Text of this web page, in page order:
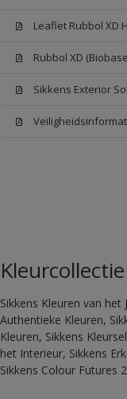
Leaflet Rubbol XD
Rubbol XD
Sikkens Exterior
Kleurcollectie
Sikkens Kleuren van het
Authentieke Kleuren,
Kleuren, Sikkens
het Interieur, Sikkens
Sikkens Colour Futures